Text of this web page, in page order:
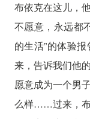
布依克在这儿，
不愿意，永远都
的生活”的体验
来，告诉我们他
愿意成为一个男
么样……过来，布